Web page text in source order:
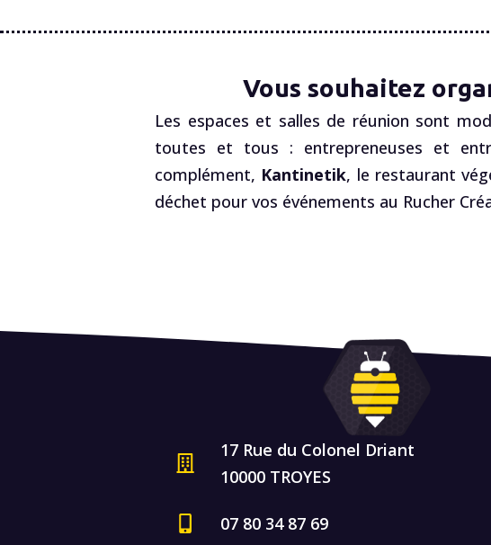
Vous souhaitez
Les espaces et salles de réunion sont
toutes et tous : entrepreneuses et
complément, Kantinetik, le restaurant
déchet pour vos événements au Rucher
17 Rue du Colonel Driant
10000 TROYES
07 80 34 87 69